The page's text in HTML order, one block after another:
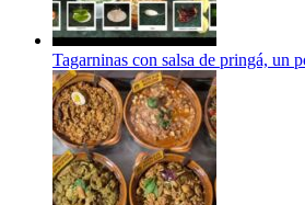
Tagarninas con salsa de pringá, un